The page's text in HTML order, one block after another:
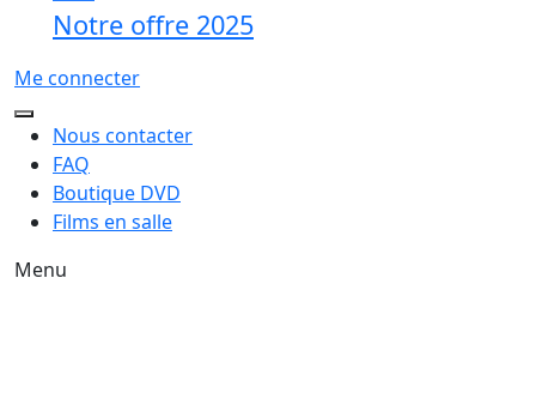
Notre offre 2025
Me connecter
Nous contacter
FAQ
Boutique DVD
Films en salle
Menu